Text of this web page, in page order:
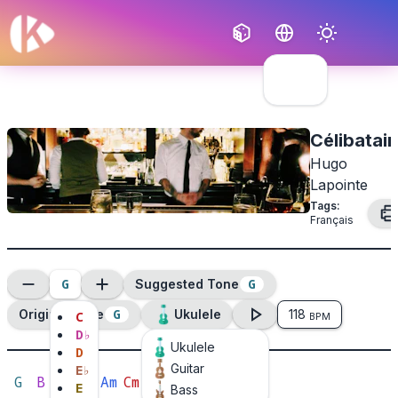
Hugo
Lapointe
Tags:
Français
G
C
D♭
D
E♭
E
Suggested Tone G
Original Tone G Ukulele
Ukulele
Guitar
Bass
118 BPM
G B Em E Am Cm D Bm